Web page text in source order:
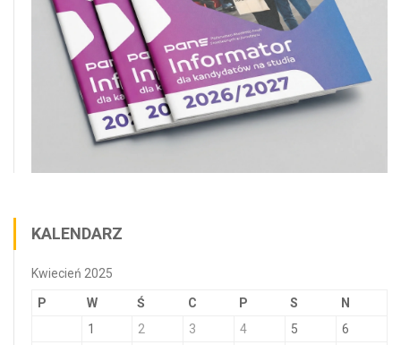
KALENDARZ
Kwiecień 2025
P W Ś C P S N
1 2 3 4 5
6